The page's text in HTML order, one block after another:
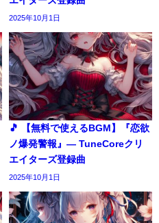
2025年10月1日
🎵 【無料で使えるBGM】『恋欲
ノ爆発警報』― TuneCoreクリ
エイターズ登録曲
2025年10月1日